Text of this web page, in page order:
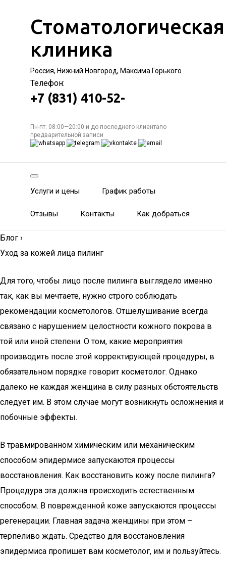
Стоматологическая
клиника
Россия, Нижний Новгород, Максима Горького
Телефон:
+7 (831) 410-52-
Пн-пт: 08:00—20:00 и до последнего клиентапо
предварительной записи
Услуги и цены График работы
Отзывы Контакты Как добраться
Блог ›
Уход за кожей лица пилинг
Для того, чтобы лицо после пилинга выглядело именно
так, как вы мечтаете, нужно строго соблюдать
рекомендации косметологов. Отшелушивание всегда
связано с нарушением целостности кожного покрова в
той или иной степени. О том, какие мероприятия
производить после этой корректирующей процедуры, в
обязательном порядке говорит косметолог. Однако
далеко не каждая женщина в силу разных обстоятельств
следует им. В этом случае могут возникнуть осложнения и
побочные эффекты.
В травмированном химическим или механическим
способом эпидермисе запускаются процессы
восстановления. Как восстановить кожу после пилинга?
Процедура эта должна происходить естественным
способом. В поврежденной коже запускаются процессы
регенерации. Главная задача женщины при этом –
терпеливо ждать. Средство для восстановления
эпидермиса пропишет вам косметолог, им и пользуйтесь.